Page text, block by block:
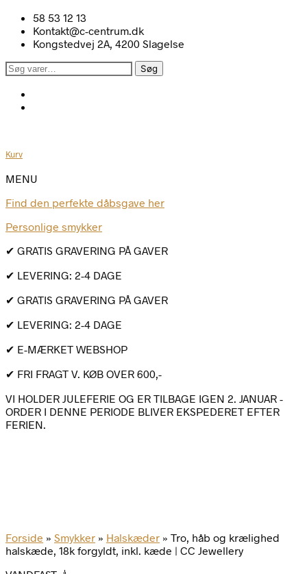
58 53 12 13
Kontakt@c-centrum.dk
Kongstedvej 2A, 4200 Slagelse
Søg
Søg
Kurv
MENU
Find den perfekte dåbsgave her
Personlige smykker
✔ GRATIS GRAVERING PÅ GAVER
✔ LEVERING: 2-4 DAGE
✔ GRATIS GRAVERING PÅ GAVER
✔ LEVERING: 2-4 DAGE
✔ E-MÆRKET WEBSHOP
✔ FRI FRAGT V. KØB OVER 600,-
VI HOLDER JULEFERIE OG ER TILBAGE IGEN 2. JANUAR -
ORDER I DENNE PERIODE BLIVER EKSPEDERET EFTER
FERIEN.
Forside » Smykker » Halskæder » Tro, håb og krælighed
halskæde, 18k forgyldt, inkl. kæde | CC Jewellery